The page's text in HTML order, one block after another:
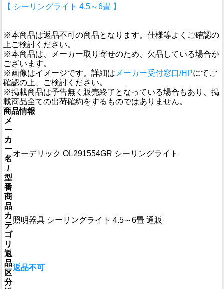
【 シーリングライト 4.5～6畳 】
※本商品は返品不可の商品となります。仕様等よくご確認の
上ご検討ください。
※本商品は、メーカー取り寄せのため、欠品している場合が
ございます。
※画像はイメージです。詳細は メーカー受付窓口/HPにてご
確認の上、ご検討ください。
※掲載商品は予告無く販売終了となっている場合もあり、掲
載商品全ての出荷確約をするものではありません。
商品情報
メ
ー
カ
ー
名
/
型
番
オーデリック OL291554GR シーリングライト
商
品
カ
テ
ゴ
リ
照明器具 シーリングライト 4.5～6畳 通販
返
品
区
分
返品不可